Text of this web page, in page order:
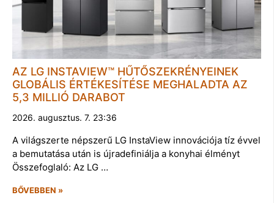
AZ LG INSTAVIEW™ HŰTŐSZEKRÉNYEINEK
GLOBÁLIS ÉRTÉKESÍTÉSE MEGHALADTA AZ
5,3 MILLIÓ DARABOT
2026. augusztus. 7. 23:36
A világszerte népszerű LG InstaView innovációja tíz évvel
a bemutatása után is újradefiniálja a konyhai élményt
Összefoglaló: Az LG …
BŐVEBBEN »